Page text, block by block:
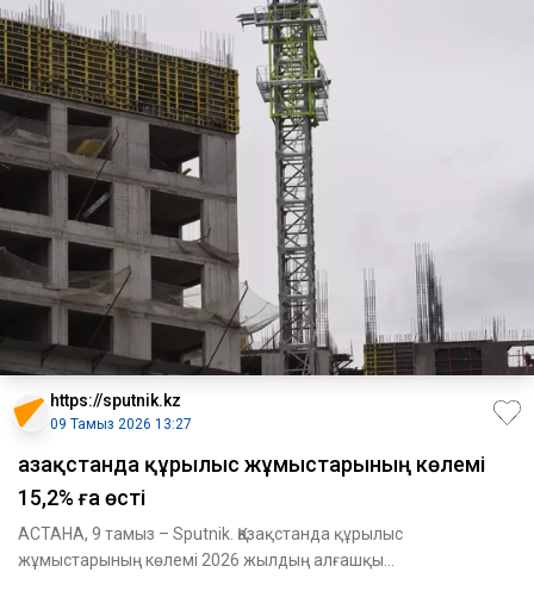
https://sputnik.kz
09 Тамыз 2026 13:27
Қазақстанда құрылыс жұмыстарының көлемі
15,2% ға өсті
АСТАНА, 9 тамыз – Sputnik. Қазақстанда құрылыс
жұмыстарының көлемі 2026 жылдың алғашқы